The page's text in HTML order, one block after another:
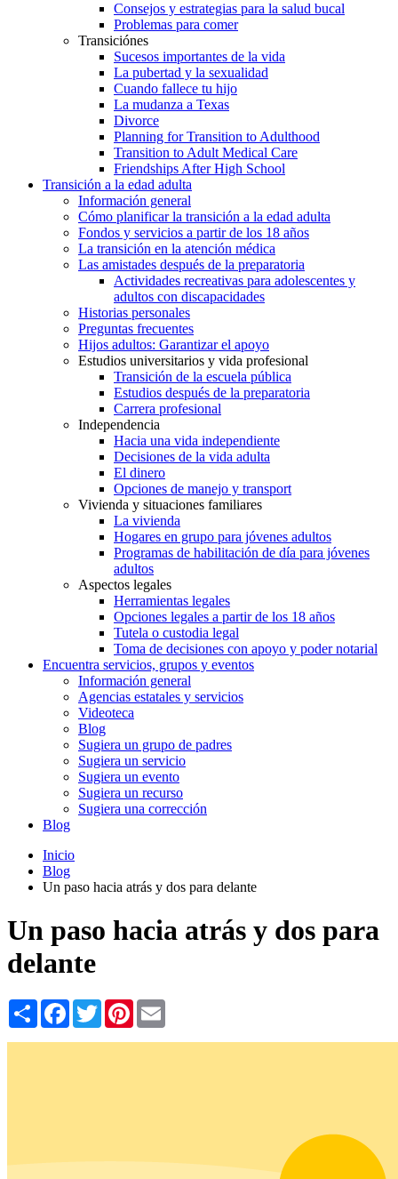
Consejos y estrategias para la salud bucal
Problemas para comer
Transiciónes
Sucesos importantes de la vida
La pubertad y la sexualidad
Cuando fallece tu hijo
La mudanza a Texas
Divorce
Planning for Transition to Adulthood
Transition to Adult Medical Care
Friendships After High School
Transición a la edad adulta
Información general
Cómo planificar la transición a la edad adulta
Fondos y servicios a partir de los 18 años
La transición en la atención médica
Las amistades después de la preparatoria
Actividades recreativas para adolescentes y
adultos con discapacidades
Historias personales
Preguntas frecuentes
Hijos adultos: Garantizar el apoyo
Estudios universitarios y vida profesional
Transición de la escuela pública
Estudios después de la preparatoria
Carrera profesional
Independencia
Hacia una vida independiente
Decisiones de la vida adulta
El dinero
Opciones de manejo y transport
Vivienda y situaciones familiares
La vivienda
Hogares en grupo para jóvenes adultos
Programas de habilitación de día para jóvenes
adultos
Aspectos legales
Herramientas legales
Opciones legales a partir de los 18 años
Tutela o custodia legal
Toma de decisiones con apoyo y poder notarial
Encuentra servicios, grupos y eventos
Información general
Agencias estatales y servicios
Videoteca
Blog
Sugiera un grupo de padres
Sugiera un servicio
Sugiera un evento
Sugiera un recurso
Sugiera una corrección
Blog
Inicio
Blog
Un paso hacia atrás y dos para delante
Un paso hacia atrás y dos para
delante
Share Facebook
TwitterPinterest